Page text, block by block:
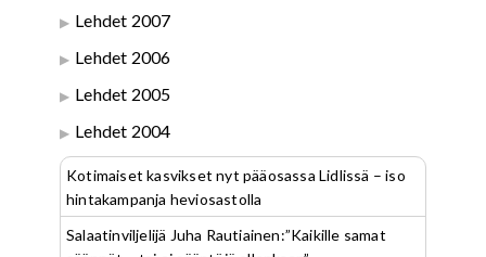
Lehdet 2007
Lehdet 2006
Lehdet 2005
Lehdet 2004
Kotimaiset kasvikset nyt pääosassa Lidlissä – iso
hintakampanja heviosastolla
Salaatinviljelijä Juha Rautiainen:”Kaikille samat